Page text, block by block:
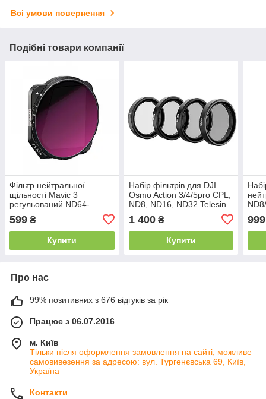
Всі умови повернення
Подібні товари компанії
Фільтр нейтральної
щільності Mavic 3
регульований ND64-
STARTRC 1110348
599 ₴
Купити
Набір фільтрів для DJI
Osmo Action 3/4/5pro CPL,
ND8, ND16, ND32 Telesin
1 400₴
Купити
12-
999
Про нас
99% позитивних з 676 відгуків за рік
Працює з 06.07.2016
м. Київ
Тільки після оформлення замовлення на сайті, можливе
самовивезення за адресою: вул. Тургенєвська 69, Київ,
Україна
Контакти